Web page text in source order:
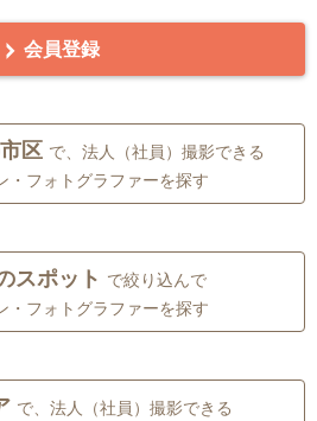
会員登録
区 で、法人（社員）撮影できる
・フォトグラファーを探す
スポット で絞り込んで
・フォトグラファーを探す
で、法人（社員）撮影できる